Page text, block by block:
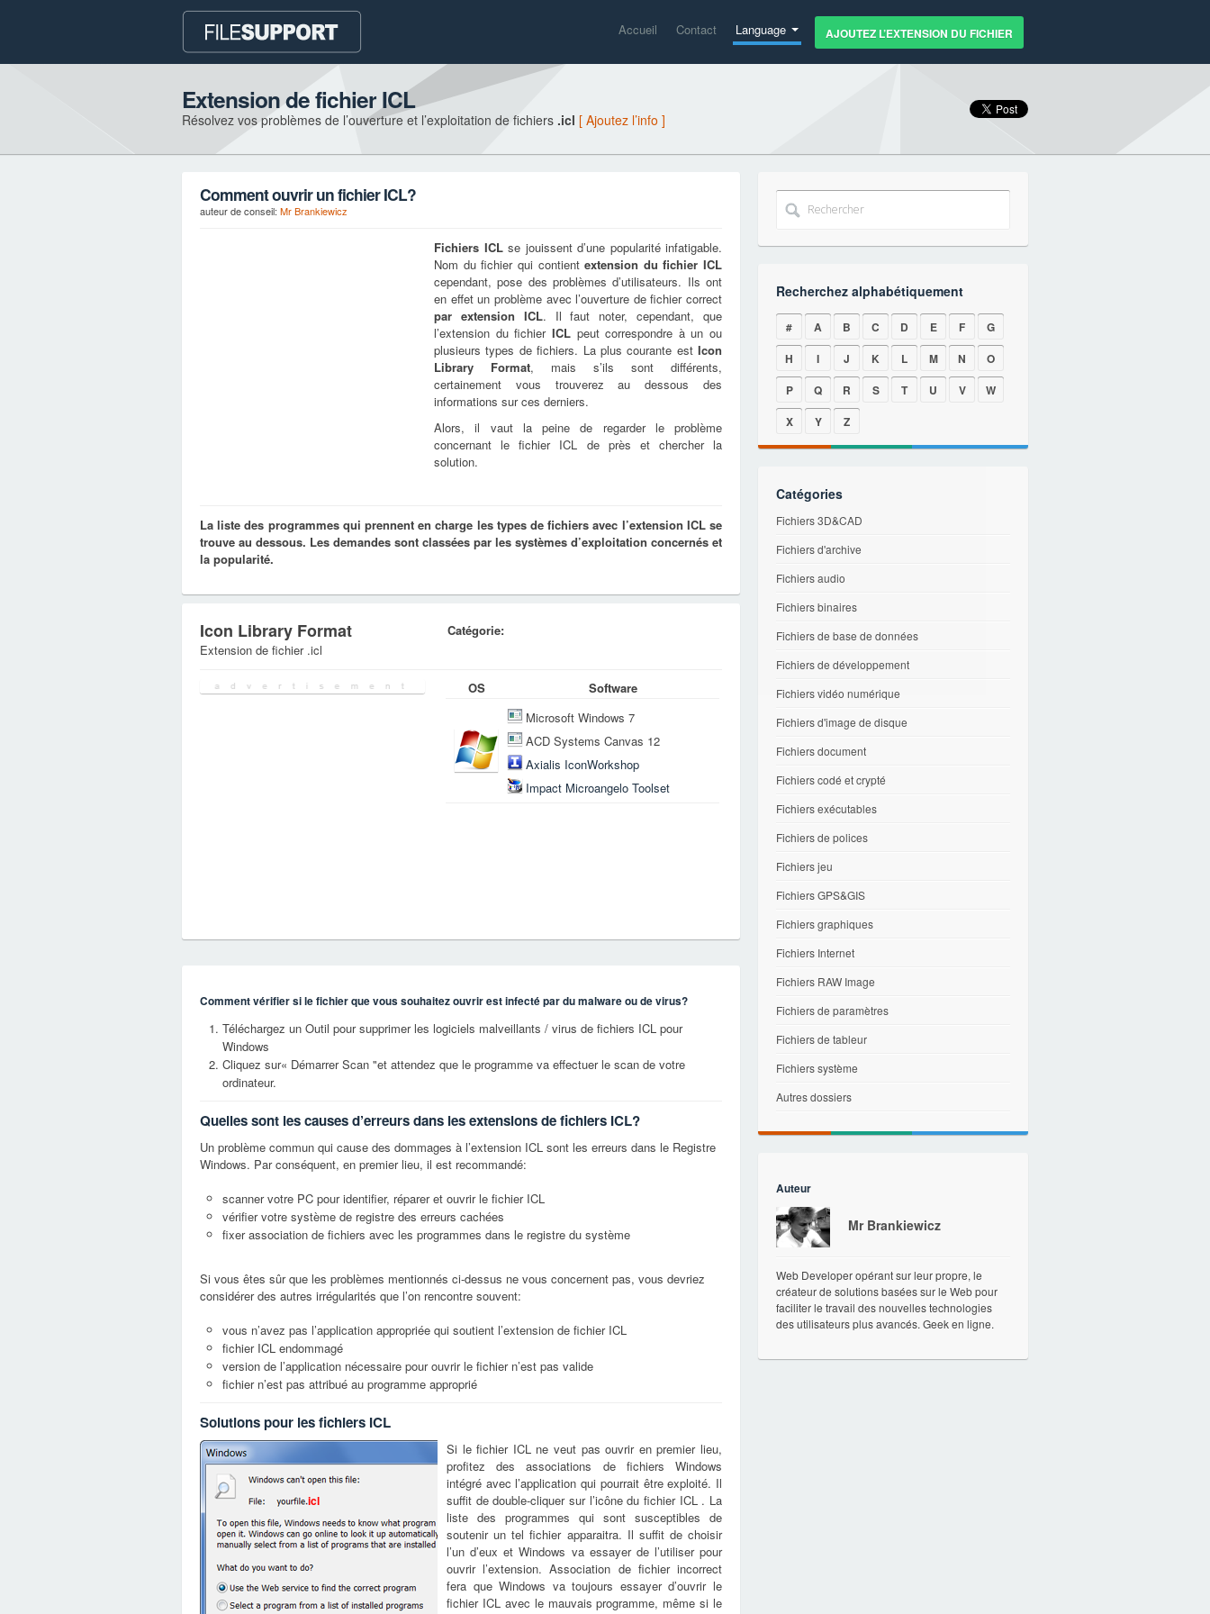
Accueil Contact Language AJOUTEZ L’EXTENSION DU FICHIER
Extension de fichier ICL
Résolvez vos problèmes de l’ouverture et l’exploitation de fichiers .icl [ Ajoutez l’info ]
Comment ouvrir un fichier ICL?
auteur de conseil: Mr Brankiewicz
Fichiers ICLse jouissent d’une popularité infatigable.
Nom du fichier qui contientextension du fichier ICL
cependant, pose des problèmes d’utilisateurs. Ils ont
en effet un problème avec l’ouverture de fichier correct
par extension ICL. Il faut noter, cependant, que
l’extension du fichier ICLpeut correspondre à un ou
plusieurs types de fichiers. La plus courante est Icon
Library Format, mais s’ils sont différents,
certainement vous trouverez au dessous des
informations sur ces derniers.
Alors, il vaut la peine de regarder le problème
concernant le fichier ICL de près et chercher la
solution.
La liste des programmes qui prennent en charge les types de fichiers avec l’extension ICL se
trouve au dessous. Les demandes sont classées par les systèmes d’exploitation concernés et
la popularité.
Icon Library Format
Extension de fichier .icl
Catégorie:
OS
Software
Microsoft Windows 7
ACD Systems Canvas 12
Axialis IconWorkshop
Impact Microangelo Toolset
Comment vérifier si le fichier que vous souhaitez ouvrir est infecté par du malware ou de virus?
Téléchargez un Outil pour supprimer les logiciels malveillants / virus de fichiers ICL pour
Windows
Cliquez sur« Démarrer Scan "et attendez que le programme va effectuer le scan de votre
ordinateur.
Quelles sont les causes d’erreurs dans les extensions de fichiers ICL?
Un problème commun qui cause des dommages à l’extension ICL sont les erreurs dans le Registre
Windows. Par conséquent, en premier lieu, il est recommandé:
scanner votre PC pour identifier, réparer et ouvrir le fichier ICL
vérifier votre système de registre des erreurs cachées
fixer association de fichiers avec les programmes dans le registre du système
Si vous êtes sûr que les problèmes mentionnés ci-dessus ne vous concernent pas, vous devriez
considérer des autres irrégularités que l’on rencontre souvent:
vous n’avez pas l’application appropriée qui soutient l’extension de fichier ICL
fichier ICL endommagé
version de l’application nécessaire pour ouvrir le fichier n’est pas valide
fichier n’est pas attribué au programme approprié
Solutions pour les fichiers ICL
icl
Si le fichier ICL ne veut pas ouvrir en premier lieu,
profitez des associations de fichiers Windows
intégré avec l’application qui pourrait être exploité. Il
suffit de double-cliquer sur l’icône du fichier ICL . La
liste des programmes qui sont susceptibles de
soutenir un tel fichier apparaitra. Il suffit de choisir
l’un d’eux et Windows va essayer de l’utiliser pour
ouvrir l’extension. Association de fichier incorrect
fera que Windows va toujours essayer d’ouvrir le
fichier ICL avec le mauvais programme, même si le
Recherchez alphabétiquement
# A B C D E F
G
H
I J K L M N
O
P
Q R S T U V
W
X
Y Z
Catégories
Fichiers 3D&CAD
Fichiers d'archive
Fichiers audio
Fichiers binaires
Fichiers de base de données
Fichiers de développement
Fichiers vidéo numérique
Fichiers d'image de disque
Fichiers document
Fichiers codé et crypté
Fichiers exécutables
Fichiers de polices
Fichiers jeu
Fichiers GPS&GIS
Fichiers graphiques
Fichiers Internet
Fichiers RAW Image
Fichiers de paramètres
Fichiers de tableur
Fichiers système
Autres dossiers
Auteur
Mr Brankiewicz
Web Developer opérant sur leur propre, le
créateur de solutions basées sur le Web pour
faciliter le travail des nouvelles technologies
des utilisateurs plus avancés. Geek en ligne.